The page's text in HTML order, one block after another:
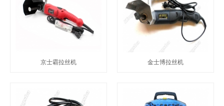
京士霸拉丝机 金士博拉丝机